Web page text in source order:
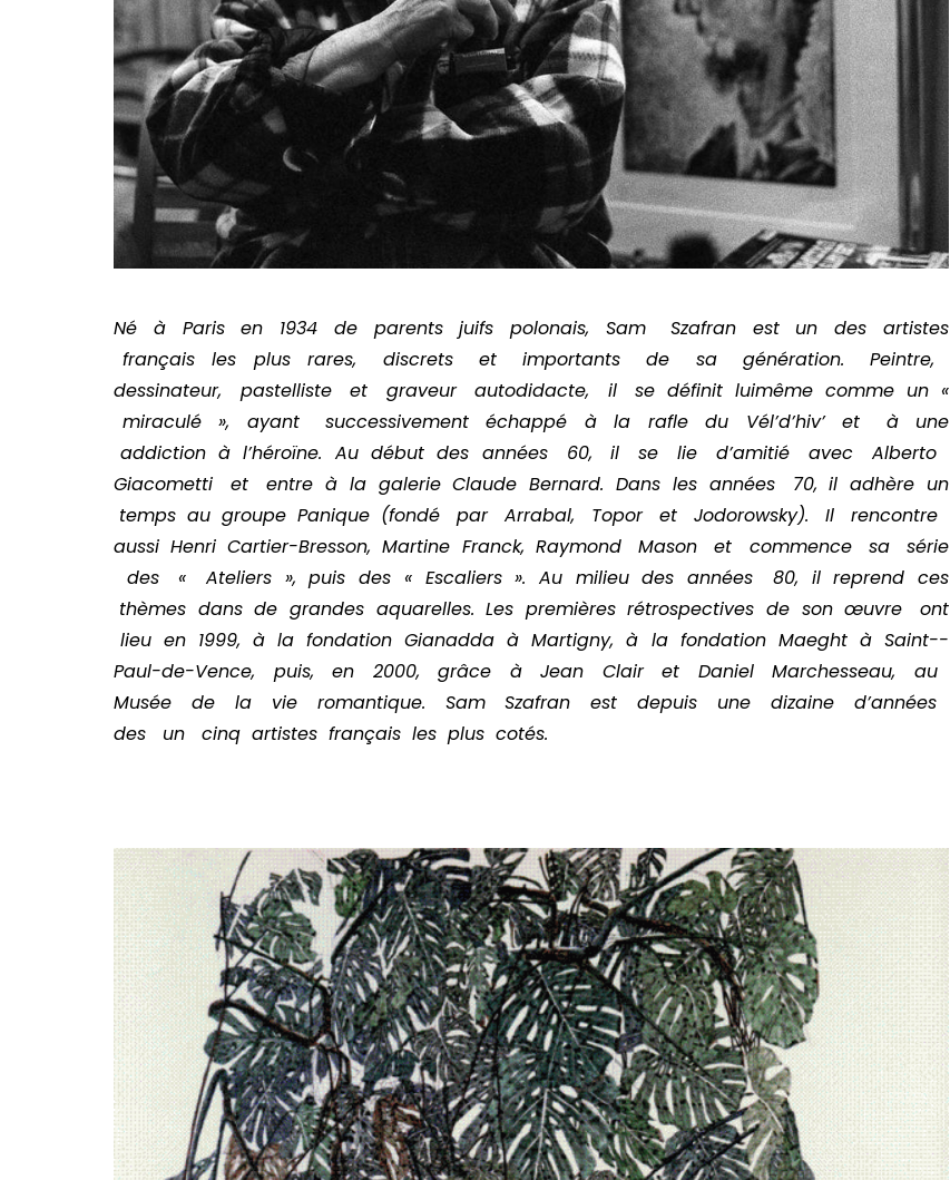
Né à Paris en 1934 de parents juifs polonais, Sam Szafran est un des artistes
français les plus rares, discrets et importants de sa génération. Peintre,
dessinateur, pastelliste et graveur autodidacte, il se définit lui­même comme un «
miraculé », ayant successivement échappé à la rafle du Vél’d’hiv’ et à une
addiction à l’héroïne. Au début des années 60, il se lie d’amitié avec Alberto
Giacometti et entre à la galerie Claude Bernard. Dans les années 70, il adhère un
temps au groupe Panique (fondé par Arrabal, Topor et Jodorowsky). Il rencontre
aussi Henri Cartier-­Bresson, Martine Franck, Raymond Mason et commence sa série
des « Ateliers », puis des « Escaliers ». Au milieu des années 80, il reprend ces
thèmes dans de grandes aquarelles. Les premières rétrospectives de son œuvre ont
lieu en 1999, à la fondation Gianadda à Martigny, à la fondation Maeght à Saint-­
Paul-­de-­Vence, puis, en 2000, grâce à Jean Clair et Daniel Marchesseau, au
Musée de la vie romantique. Sam Szafran est depuis une dizaine d’années
des un cinq artistes français les plus cotés.